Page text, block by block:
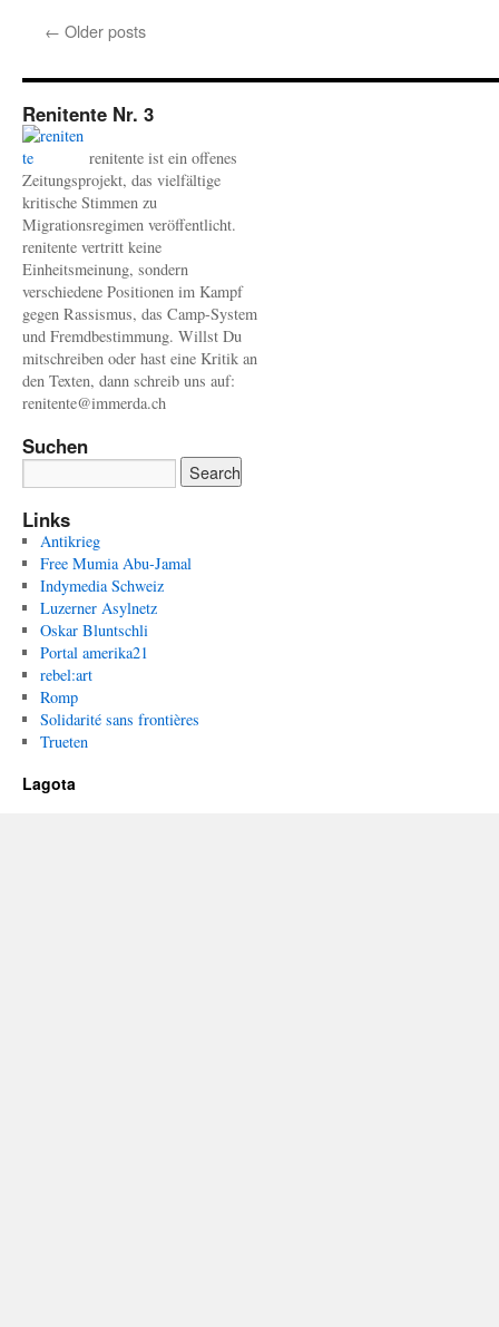
← Older posts
Renitente Nr. 3
renitente ist ein offenes
Zeitungsprojekt, das vielfältige
kritische Stimmen zu
Migrationsregimen veröffentlicht.
renitente vertritt keine
Einheitsmeinung, sondern
verschiedene Positionen im Kampf
gegen Rassismus, das Camp-System
und Fremdbestimmung. Willst Du
mitschreiben oder hast eine Kritik an
den Texten, dann schreib uns auf:
renitente@immerda.ch
Suchen
Links
Antikrieg
Free Mumia Abu-Jamal
Indymedia Schweiz
Luzerner Asylnetz
Oskar Bluntschli
Portal amerika21
rebel:art
Romp
Solidarité sans frontières
Trueten
Lagota